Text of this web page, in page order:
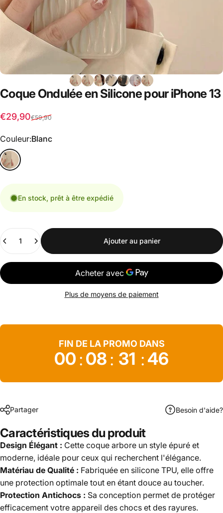
Coque Onduléeen SiliconepouriPhone13
Prix promotionnel
€29,90
Prix habituel
€59,90
Couleur
Couleur:Blanc
En stock, prêt à être expédié
Quantité
Ajouter au panier
Plus de moyens de paiement
FIN DE LA PROMO DANS
00:08: 31 :46
Partager Besoin d'aide?
Caractéristiques du produit
Design Élégant : Cette coque arbore un style épuré et
moderne, idéale pour ceux qui recherchent l'élégance.
Matériau de Qualité : Fabriquée en silicone TPU, elle offre
une protection optimale tout en étant douce au toucher.
Protection Antichocs : Sa conception permet de protéger
efficacement votre appareil des chocs et des rayures.